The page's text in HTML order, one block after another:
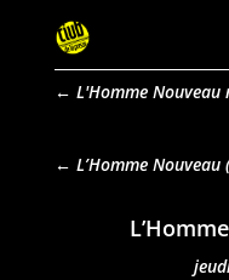
← L'Homme Nouveau
L’Homme Nouveau